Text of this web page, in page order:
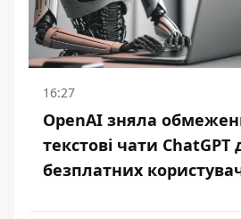
16:27
OpenAI зняла
текстові чати ChatGPT
безплатних